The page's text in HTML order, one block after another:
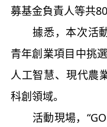
募基金負責人等共80
據悉，本次活動
青年創業項目中挑
人工智慧、現代農
科創領域。
活動現場，